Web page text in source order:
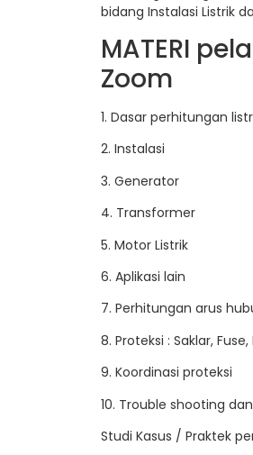
bidang Instalasi Listrik
MATERI
Zoom
1. Dasar perhitungan
2. Instalasi
3. Generator
4. Transformer
5. Motor Listrik
6. Aplikasi lain
7. Perhitungan arus
8. Proteksi : Saklar,
9. Koordinasi proteksi
10. Trouble shooting
Studi Kasus / Praktek